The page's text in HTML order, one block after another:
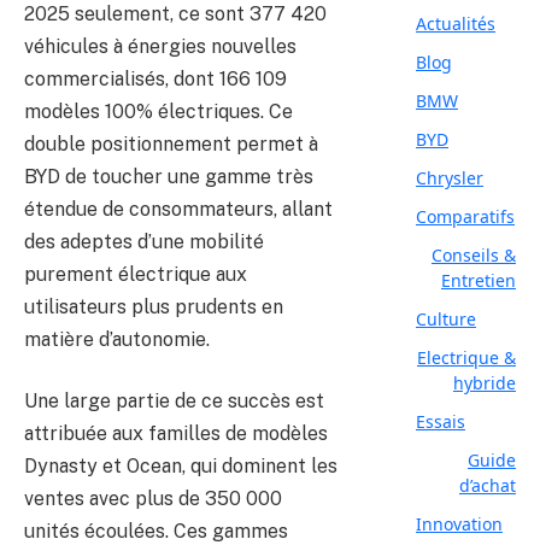
2025 seulement, ce sont 377 420
véhicules à énergies nouvelles
commercialisés, dont 166 109
modèles 100% électriques. Ce
double positionnement permet à
BYD de toucher une gamme très
étendue de consommateurs, allant
des adeptes d’une mobilité
purement électrique aux
utilisateurs plus prudents en
matière d’autonomie.
Une large partie de ce succès est
attribuée aux familles de modèles
Dynasty et Ocean, qui dominent les
ventes avec plus de 350 000
unités écoulées. Ces gammes
Actualités
Blog
BMW
BYD
Chrysler
Comparatifs
Conseils &
Entretien
Culture
Electrique &
hybride
Essais
Guide
d’achat
Innovation